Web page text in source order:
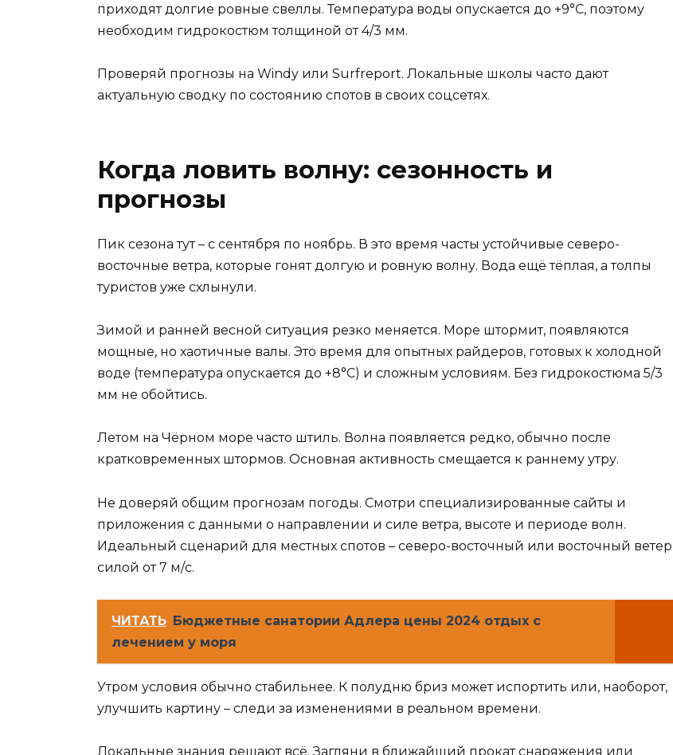
приходят долгие ровные свеллы. Температура воды опускается до +9°C, поэтому
необходим гидрокостюм толщиной от 4/3 мм.
Проверяй прогнозы на Windy или Surfreport. Локальные школы часто дают
актуальную сводку по состоянию спотов в своих соцсетях.
Когда ловить волну: сезонность и
прогнозы
Пик сезона тут – с сентября по ноябрь. В это время часты устойчивые северо-
восточные ветра, которые гонят долгую и ровную волну. Вода ещё тёплая, а толпы
туристов уже схлынули.
Зимой и ранней весной ситуация резко меняется. Море штормит, появляются
мощные, но хаотичные валы. Это время для опытных райдеров, готовых к холодной
воде (температура опускается до +8°C) и сложным условиям. Без гидрокостюма 5/3
мм не обойтись.
Летом на Чёрном море часто штиль. Волна появляется редко, обычно после
кратковременных штормов. Основная активность смещается к раннему утру.
Не доверяй общим прогнозам погоды. Смотри специализированные сайты и
приложения с данными о направлении и силе ветра, высоте и периоде волн.
Идеальный сценарий для местных спотов – северо-восточный или восточный ветер
силой от 7 м/с.
ЧИТАТЬ Бюджетные санатории Адлера цены 2024 отдых с
лечением у моря
Утром условия обычно стабильнее. К полудню бриз может испортить или, наоборот,
улучшить картину – следи за изменениями в реальном времени.
Локальные знания решают всё. Загляни в ближайший прокат снаряжения или